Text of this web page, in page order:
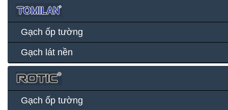
Gạch ốp tường
Gạch lát nền
Gạch ốp tường